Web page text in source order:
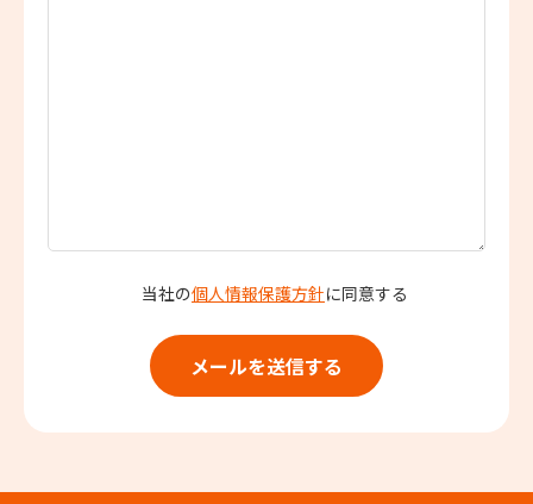
当社の個人情報保護方針に同意する